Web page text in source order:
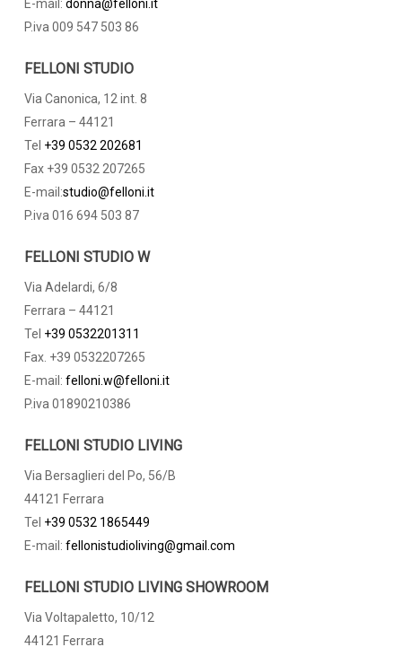
E-mail: donna@felloni.it
P.iva 009 547 503 86
FELLONI STUDIO
Via Canonica, 12 int. 8
Ferrara – 44121
Tel +39 0532 202681
Fax +39 0532 207265
E-mail:studio@felloni.it
P.iva 016 694 503 87
FELLONI STUDIO W
Via Adelardi, 6/8
Ferrara – 44121
Tel +39 0532201311
Fax. +39 0532207265
E-mail: felloni.w@felloni.it
P.iva 01890210386
FELLONI STUDIO LIVING
Via Bersaglieri del Po, 56/B
44121 Ferrara
Tel +39 0532 1865449
E-mail: fellonistudioliving@gmail.com
FELLONI STUDIO LIVING SHOWROOM
Via Voltapaletto, 10/12
44121 Ferrara